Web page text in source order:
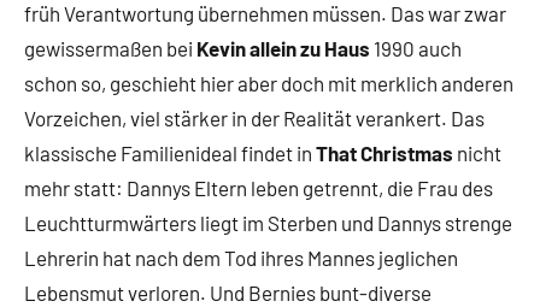
früh Verantwortung übernehmen müssen. Das war zwar
gewissermaßen bei Kevin allein zu Haus 1990 auch
schon so, geschieht hier aber doch mit merklich anderen
Vorzeichen, viel stärker in der Realität verankert. Das
klassische Familienideal findet in That Christmas nicht
mehr statt: Dannys Eltern leben getrennt, die Frau des
Leuchtturmwärters liegt im Sterben und Dannys strenge
Lehrerin hat nach dem Tod ihres Mannes jeglichen
Lebensmut verloren. Und Bernies bunt-diverse